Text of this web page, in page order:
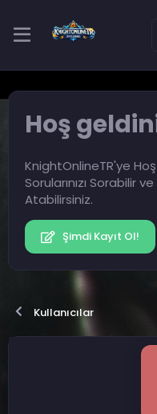
Hoş
KnightOnlineTR'ye
Sorularınızı Sorabilir
Atabilirsiniz.
Şimdi Kayıt Ol!
Kullanıcılar